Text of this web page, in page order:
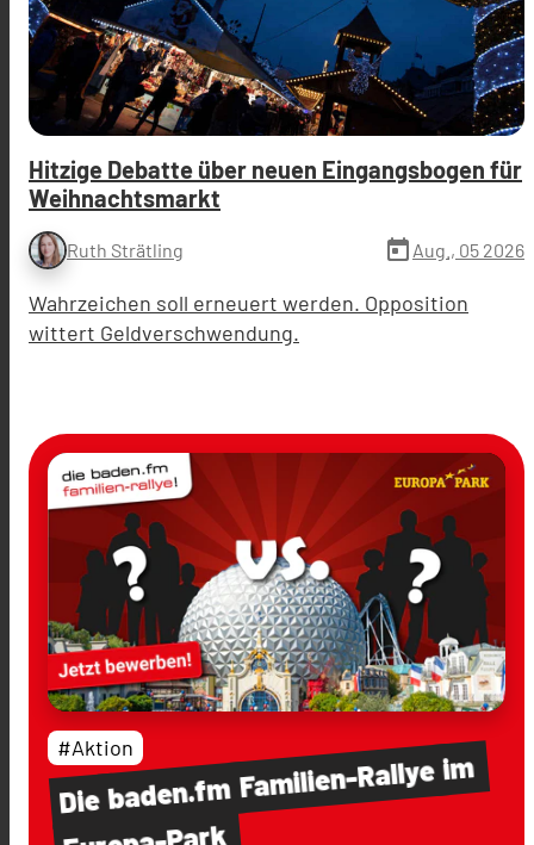
Hitzige Debatte über neuen Eingangsbogen für
Weihnachtsmarkt
Ruth Strätling today Aug., 05 2026
Wahrzeichen soll erneuert werden. Opposition
wittert Geldverschwendung.
Diebaden.fmFamilien-Rallyeim
#Aktion